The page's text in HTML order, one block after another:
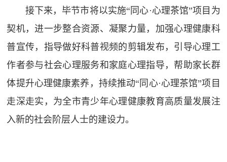
接下来，毕节市将以实施“同心·心理茶馆”项目为
契机，进一步整合资源、凝聚力量，加强心理健康科
普宣传，指导做好科普视频的剪辑发布，引导心理工
作者参与社会心理服务和家庭心理指导，帮助家长群
体提升心理健康素养，持续推动“同心·心理茶馆”项目
走深走实，为全市青少年心理健康教育高质量发展注
入新的社会阶层人士的建设力。